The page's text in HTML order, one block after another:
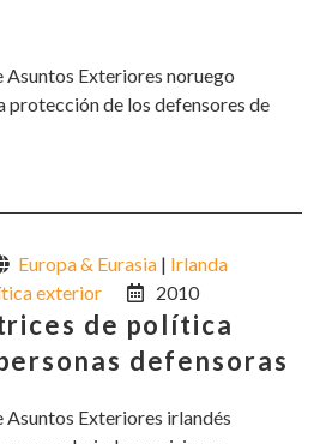
Exteriores noruego
protección de los defensores de
Europa & Eurasia | Irlanda
exterior
2010
de política
defensoras
Exteriores irlandés